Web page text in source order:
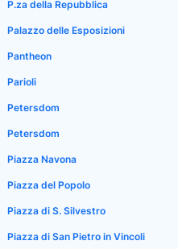
P.za della Repubblica
Palazzo delle Esposizioni
Pantheon
Parioli
Petersdom
Petersdom
Piazza Navona
Piazza del Popolo
Piazza di S. Silvestro
Piazza di San Pietro in Vincoli